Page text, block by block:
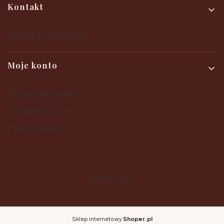
Kontakt
Moje konto
Sklep internetowy Shoper.pl